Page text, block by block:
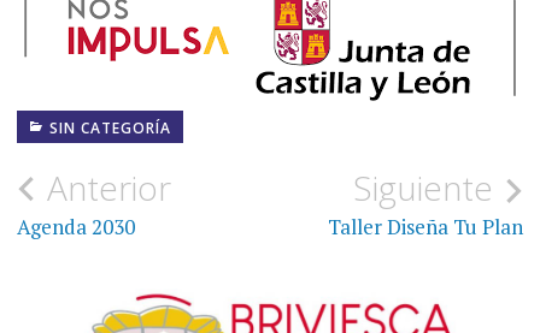
SIN CATEGORÍA
Navegación
de
entradas
Anterior
Agenda 2030
Siguiente
Taller Diseña Tu Plan